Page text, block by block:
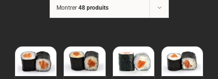
Montrer 48 produits
AJOUTER
AJOUTER
AJOUTER
AJOUTER